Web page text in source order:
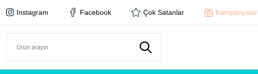
Instagram Facebook Çok Satanlar Kampanyalar